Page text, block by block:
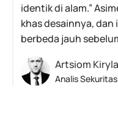
identik di alam.”
khas desainnya,
berbeda jauh
Artsiom
Analis Sekuritas